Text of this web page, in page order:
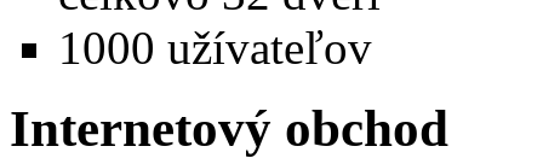
1000 užívateľov
Internetový obchod